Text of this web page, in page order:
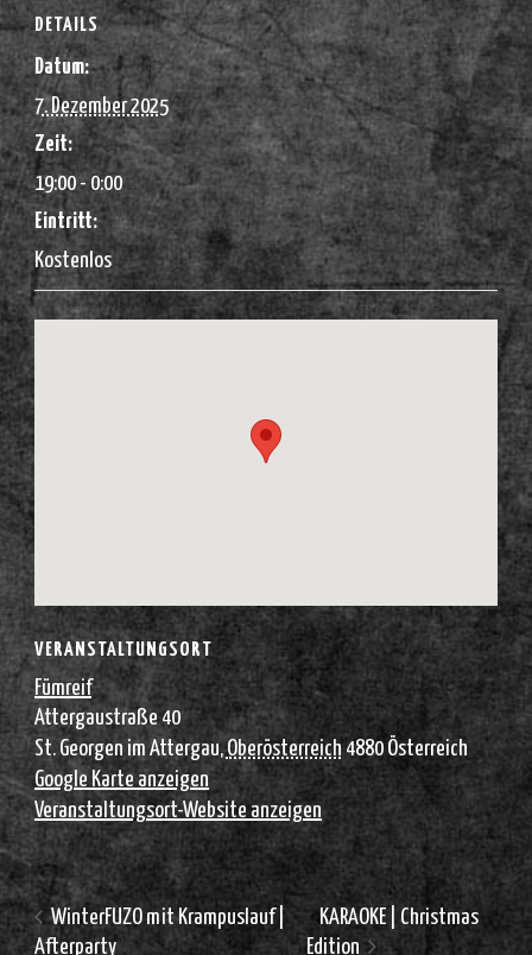
DETAILS
Datum:
7. Dezember 2025
Zeit:
19:00 - 0:00
Eintritt:
Kostenlos
VERANSTALTUNGSORT
Fümreif
Attergaustraße 40
St. Georgen im Attergau,Oberösterreich 4880 Österreich
Google Karte anzeigen
Veranstaltungsort-Website anzeigen
WinterFUZO mit Krampuslauf |
Afterparty
KARAOKE | Christmas
Edition